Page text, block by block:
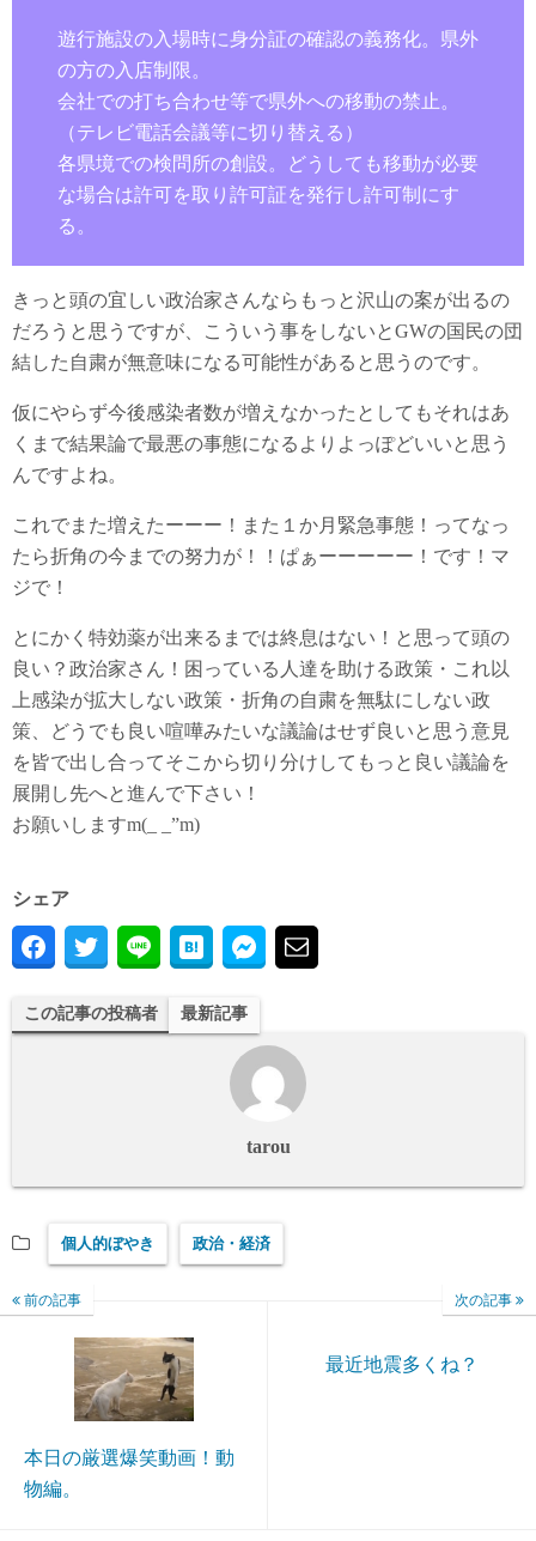
遊行施設の入場時に身分証の確認の義務化。県外
の方の入店制限。
会社での打ち合わせ等で県外への移動の禁止。
（テレビ電話会議等に切り替える）
各県境での検問所の創設。どうしても移動が必要
な場合は許可を取り許可証を発行し許可制にす
る。
きっと頭の宜しい政治家さんならもっと沢山の案が出るの
だろうと思うですが、こういう事をしないとGWの国民の団
結した自粛が無意味になる可能性があると思うのです。
仮にやらず今後感染者数が増えなかったとしてもそれはあ
くまで結果論で最悪の事態になるよりよっぽどいいと思う
んですよね。
これでまた増えたーーー！また１か月緊急事態！ってなっ
たら折角の今までの努力が！！ぱぁーーーーー！です！マ
ジで！
とにかく特効薬が出来るまでは終息はない！と思って頭の
良い？政治家さん！困っている人達を助ける政策・これ以
上感染が拡大しない政策・折角の自粛を無駄にしない政
策、どうでも良い喧嘩みたいな議論はせず良いと思う意見
を皆で出し合ってそこから切り分けしてもっと良い議論を
展開し先へと進んで下さい！
お願いしますm(_ _”m)
シェア
この記事の投稿者 最新記事
tarou
個人的ぼやき 政治・経済
前の記事
本日の厳選爆笑動画！動
物編。
次の記事
最近地震多くね？